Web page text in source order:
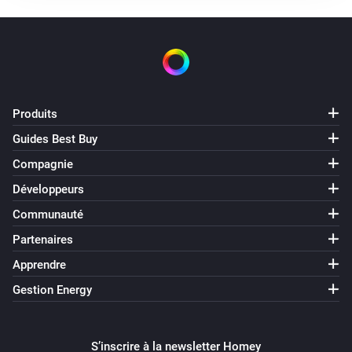
Intensité lumineuse modifiée
Extra Bright Bulb
Activé
Extra Bright Bulb
Désactivé
Intensité lumineuse modifiée
Extra Bright Bulb
Produits
Guides Best Buy
Compagnie
Développeurs
Communauté
Partenaires
Apprendre
Gestion Energy
S’inscrire à la newsletter Homey